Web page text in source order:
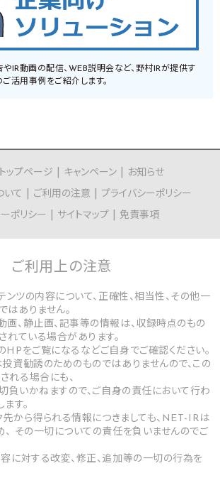
IR動画の配信、WEB説明会など、野村IRが提供す
ご活用事例をご紹介します。
ップページ キャンペーン
お知らせ
いて
ご利用の注意
プライバシーポリシー
ポリシー
サイトマップ 免責事項
ご利用上の注意
ツの内容について、正確性、相当性、その他一
はありません。
画、静止画、記事等の情報は、収録時点のもの
れている場合があります。
HPをご覧になるなどご自身でご確認ください。
投資勧誘のためのものではありませんので、この
れる場合にも、
負いかねますので、ご自身の責任において行わ
す。
から得られる情報につきましても、NET-IRは
、 その一切についての責任を負いませんのでご
容に対する改変、修正、追加等の一切の行為を